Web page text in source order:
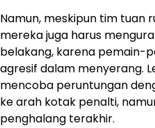
Namun, meskipun tim tuan
mereka juga harus
belakang, karena pemain-
agresif dalam menyerang.
mencoba peruntungan
ke arah kotak penalti,
penghalang terakhir.